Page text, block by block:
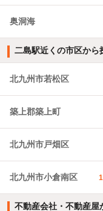
奥洞海
二島駅近くの市区から
北九州市若松区
築上郡築上町
北九州市戸畑区
北九州市小倉南区
不動産会社・不動産屋